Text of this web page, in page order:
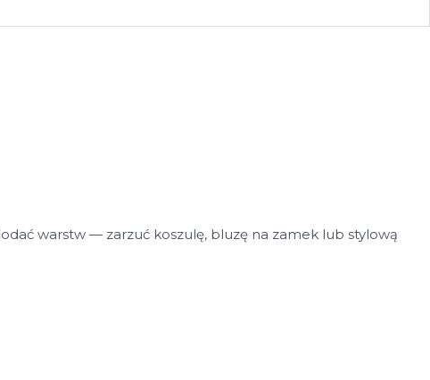
warstw — zarzuć koszulę, bluzę na zamek lub stylową